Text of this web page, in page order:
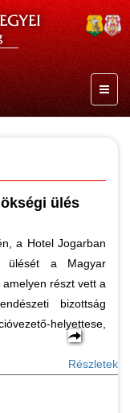
ülés
a Hotel Jogarban
ülését a Magyar
részt vett a
bizottság
helyettese,
Részletek